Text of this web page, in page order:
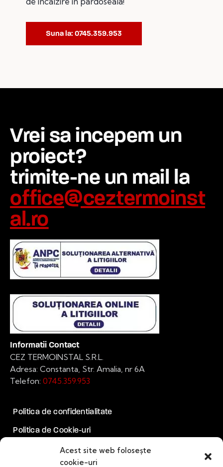
Acest site web folosește
cookie-uri
Suna la: 0745.359.953
Vrei sa incepem un
proiect?
trimite-ne un mail la
office@ceztermoinst
al.ro
Informatii Contact
CEZ TERMOINSTAL S.R.L.
Adresa: Constanta, Str. Amalia, nr 6A
Telefon: 0745.359.953
Politica de confidentialitate
Politica de Cookie-uri